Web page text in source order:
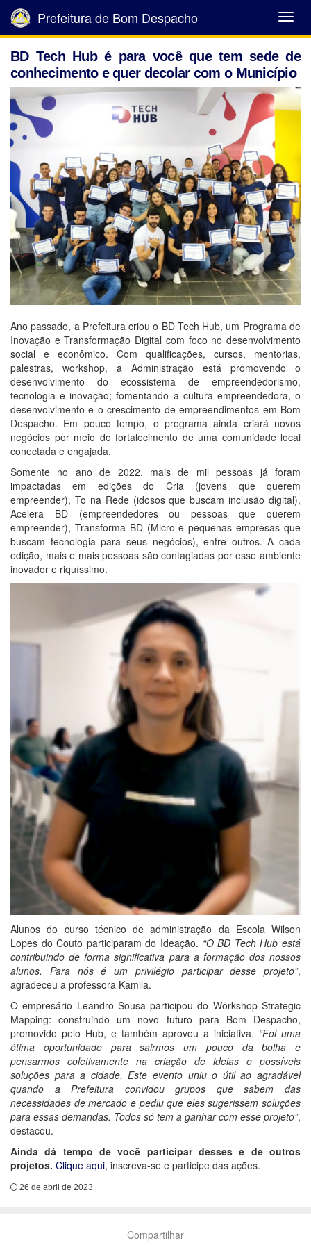
Abrir
Menu
Prefeitura de Bom Despacho
BD Tech Hub é para você que tem sede de
conhecimento e quer decolar com o Município
Ano passado, a Prefeitura criou o BD Tech Hub, um Programa de
Inovação e Transformação Digital com foco no desenvolvimento
social e econômico. Com qualificações, cursos, mentorias,
palestras, workshop, a Administração está promovendo o
desenvolvimento do ecossistema de empreendedorismo,
tecnologia e inovação; fomentando a cultura empreendedora, o
desenvolvimento e o crescimento de empreendimentos em Bom
Despacho. Em pouco tempo, o programa ainda criará novos
negócios por meio do fortalecimento de uma comunidade local
conectada e engajada.
Somente no ano de 2022, mais de mil pessoas já foram
impactadas em edições do Cria (jovens que querem
empreender), To na Rede (idosos que buscam inclusão digital),
Acelera BD (empreendedores ou pessoas que querem
empreender), Transforma BD (Micro e pequenas empresas que
buscam tecnologia para seus negócios), entre outros. A cada
edição, mais e mais pessoas são contagiadas por esse ambiente
inovador e riquíssimo.
Alunos do curso técnico de administração da Escola Wilson
Lopes do Couto participaram do Ideação. “O BD Tech Hub está
contribuindo de forma significativa para a formação dos nossos
alunos. Para nós é um privilégio participar desse projeto”,
agradeceu a professora Kamila.
O empresário Leandro Sousa participou do Workshop Strategic
Mapping: construindo um novo futuro para Bom Despacho,
promovido pelo Hub, e também aprovou a iniciativa. “Foi uma
ótima oportunidade para sairmos um pouco da bolha e
pensarmos coletivamente na criação de ideias e possíveis
soluções para a cidade. Este evento uniu o útil ao agradável
quando a Prefeitura convidou grupos que sabem das
necessidades de mercado e pediu que eles sugerissem soluções
para essas demandas. Todos só tem a ganhar com esse projeto”,
destacou.
Ainda dá tempo de você participar desses e de outros
projetos. Clique aqui, inscreva-se e participe das ações.
26 de abril de 2023
Compartilhar